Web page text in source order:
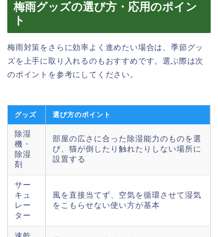
梅雨グッズの選び方・応用のポイン
ト
梅雨対策をさらに効率よく進めたい場合は、季節グッ
ズを上手に取り入れるのもおすすめです。選ぶ際は次
のポイントを参考にしてください。
グッズ 選び方のポイント
除湿
機・
除湿
剤
部屋の広さに合った除湿能力のものを選
び、猫が倒したり触れたりしない場所に
設置する
サー
キュ
レー
ター
風を直接当てず、空気を循環させて湿気
をこもらせない使い方が基本